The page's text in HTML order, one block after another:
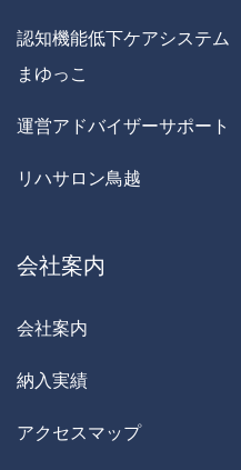
認知機能低下ケアシステム
まゆっこ
運営アドバイザーサポート
リハサロン鳥越
会社案内
会社案内
納入実績
アクセスマップ